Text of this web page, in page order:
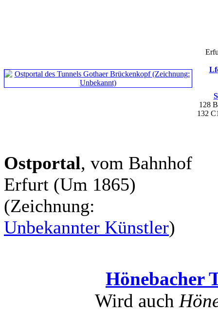
128
132
Ostportal, vom Bahnhof
Erfurt (Um 1865)
(Zeichnung:
Unbekannter Künstler)
Hönebacher
Wird auch